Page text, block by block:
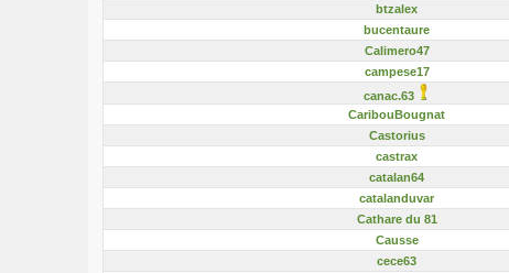
btzalex
bucentaure
Calimero47
campese17
canac.63
CaribouBougnat
Castorius
castrax
catalan64
catalanduvar
Cathare du 81
Causse
cece63